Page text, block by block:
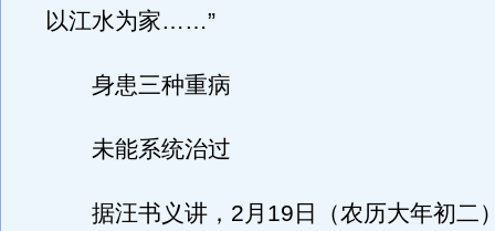
以江水为家……”
身患三种重病
未能系统治过
据汪书义讲，2月19日（农历大年初二